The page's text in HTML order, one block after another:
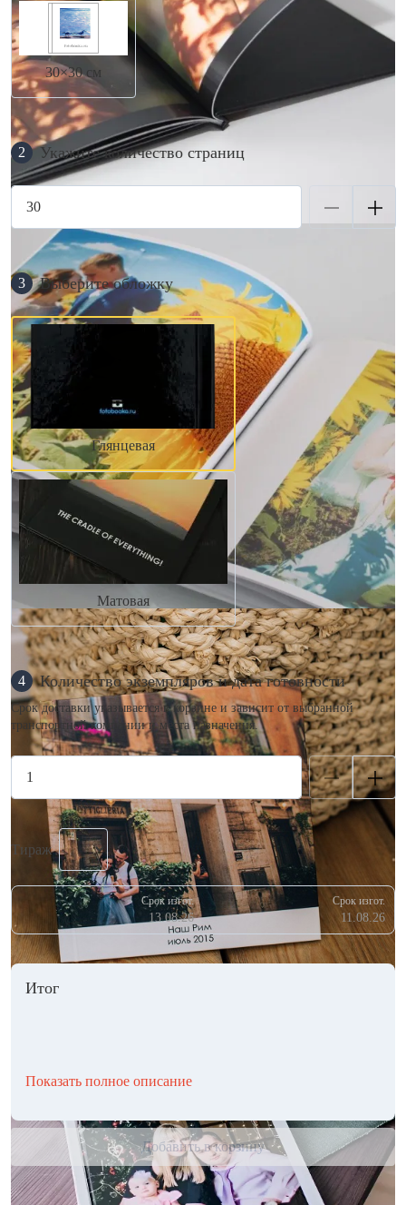
30×30 см
2 Укажите количество страниц
3 Выберите обложку
Глянцевая
Матовая
4 Количество экземпляров и дата готовности
Срок доставки указывается в корзине и зависит от выбранной
транспортной компании и места назначения.
Тираж
Срок изгот.
13.08.26
Срок изгот.
11.08.26
Итог
Показать полное описание
Добавить в корзину